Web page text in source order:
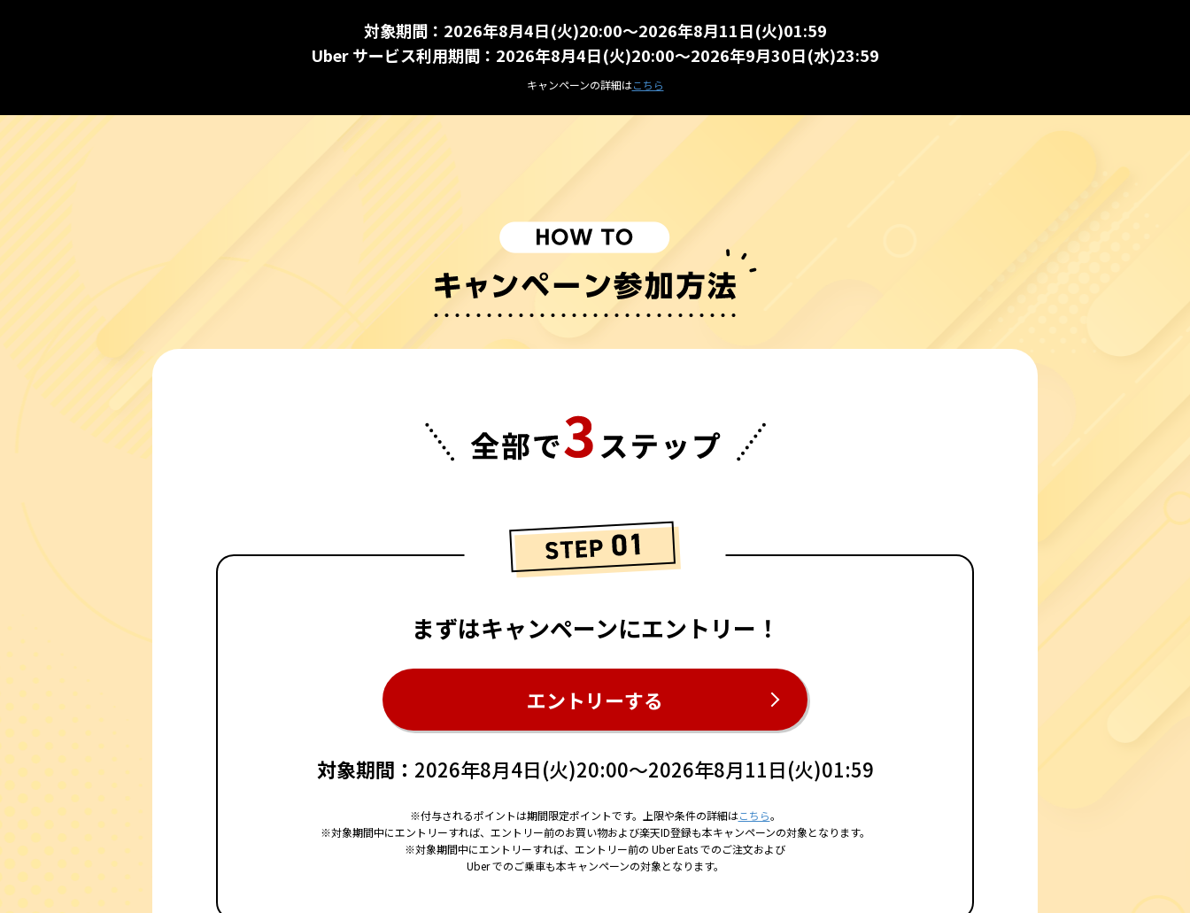
対象期間：2026年8月4日(火)20:00～2026年8月11日(火)01:59
Uber サービス利用期間：2026年8月4日(火)20:00～2026年9月30日(水)23:59
キャンペーンの詳細はこちら
まずはキャンペーンにエントリー！
エントリーする
対象期間： 2026年8月4日(火)20:00～2026年8月11日(火)01:59
※付与されるポイントは期間限定ポイントです。上限や条件の詳細はこちら。
※対象期間中にエントリーすれば、エントリー前のお買い物および楽天ID登録も本キャンペーンの対象となります。
※対象期間中にエントリーすれば、エントリー前の Uber Eats でのご注文および
Uber でのご乗車も本キャンペーンの対象となります。